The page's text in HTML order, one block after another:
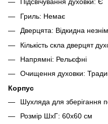
Підсвічування духовки: Є
Гриль: Немає
Дверцята: Відкидна
Кількість скла дверцят
Напрямні: Рельєфні
Очищення духовки:
Корпус
Шухляда для зберігання
Розмір ШхГ: 60x60 см